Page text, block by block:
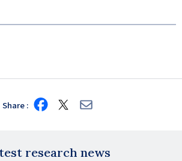
Share Share
on
Share
on
Share
via
research news